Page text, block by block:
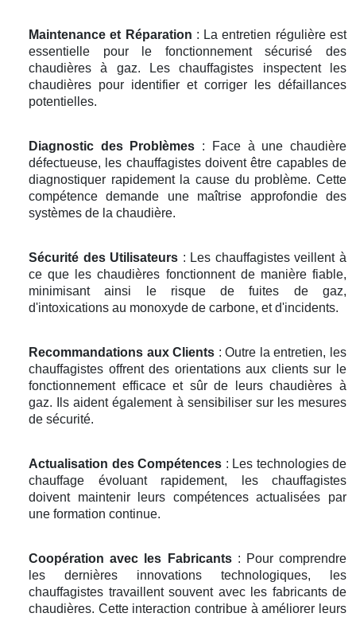
Maintenance et Réparation : La entretien régulière est
essentielle pour le fonctionnement sécurisé des
chaudières à gaz. Les chauffagistes inspectent les
chaudières pour identifier et corriger les défaillances
potentielles.
Diagnostic des Problèmes : Face à une chaudière
défectueuse, les chauffagistes doivent être capables de
diagnostiquer rapidement la cause du problème. Cette
compétence demande une maîtrise approfondie des
systèmes de la chaudière.
Sécurité des Utilisateurs : Les chauffagistes veillent à
ce que les chaudières fonctionnent de manière fiable,
minimisant ainsi le risque de fuites de gaz,
d'intoxications au monoxyde de carbone, et d'incidents.
Recommandations aux Clients : Outre la entretien, les
chauffagistes offrent des orientations aux clients sur le
fonctionnement efficace et sûr de leurs chaudières à
gaz. Ils aident également à sensibiliser sur les mesures
de sécurité.
Actualisation des Compétences : Les technologies de
chauffage évoluant rapidement, les chauffagistes
doivent maintenir leurs compétences actualisées par
une formation continue.
Coopération avec les Fabricants: Pour comprendre
les dernières innovations technologiques, les
chauffagistes travaillent souvent avec les fabricants de
chaudières. Cette interaction contribue à améliorer leurs